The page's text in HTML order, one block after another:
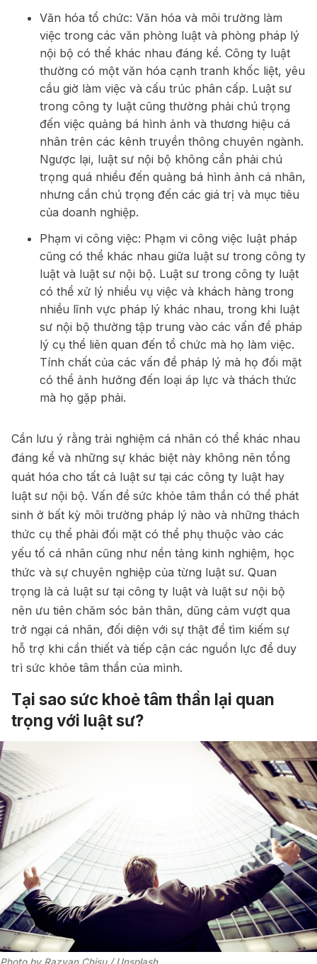
Văn hóa tổ chức: Văn hóa và môi trường làm
việc trong các văn phòng luật và phòng pháp lý
nội bộ có thể khác nhau đáng kể. Công ty luật
thường có một văn hóa cạnh tranh khốc liệt, yêu
cầu giờ làm việc và cấu trúc phân cấp. Luật sư
trong công ty luật cũng thường phải chú trọng
đến việc quảng bá hình ảnh và thương hiệu cá
nhân trên các kênh truyền thông chuyên ngành.
Ngược lại, luật sư nội bộ không cần phải chú
trọng quá nhiều đến quảng bá hình ảnh cá nhân,
nhưng cần chú trọng đến các giá trị và mục tiêu
của doanh nghiệp.
Phạm vi công việc: Phạm vi công việc luật pháp
cũng có thể khác nhau giữa luật sư trong công ty
luật và luật sư nội bộ. Luật sư trong công ty luật
có thể xử lý nhiều vụ việc và khách hàng trong
nhiều lĩnh vực pháp lý khác nhau, trong khi luật
sư nội bộ thường tập trung vào các vấn đề pháp
lý cụ thể liên quan đến tổ chức mà họ làm việc.
Tính chất của các vấn đề pháp lý mà họ đối mặt
có thể ảnh hưởng đến loại áp lực và thách thức
mà họ gặp phải.
Cần lưu ý rằng trải nghiệm cá nhân có thể khác nhau
đáng kể và những sự khác biệt này không nên tổng
quát hóa cho tất cả luật sư tại các công ty luật hay
luật sư nội bộ. Vấn đề sức khỏe tâm thần có thể phát
sinh ở bất kỳ môi trường pháp lý nào và những thách
thức cụ thể phải đối mặt có thể phụ thuộc vào các
yếu tố cá nhân cũng như nền tảng kinh nghiệm, học
thức và sự chuyên nghiệp của từng luật sư. Quan
trọng là cả luật sư tại công ty luật và luật sư nội bộ
nên ưu tiên chăm sóc bản thân, dũng cảm vượt qua
trở ngại cá nhân, đối diện với sự thật để tìm kiếm sự
hỗ trợ khi cần thiết và tiếp cận các nguồn lực để duy
trì sức khỏe tâm thần của mình.
Tại sao sức khoẻ tâm thần lại quan
trọng với luật sư?
Photo by Razvan Chisu / Unsplash